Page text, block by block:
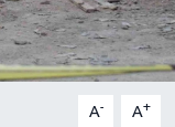
A- A+